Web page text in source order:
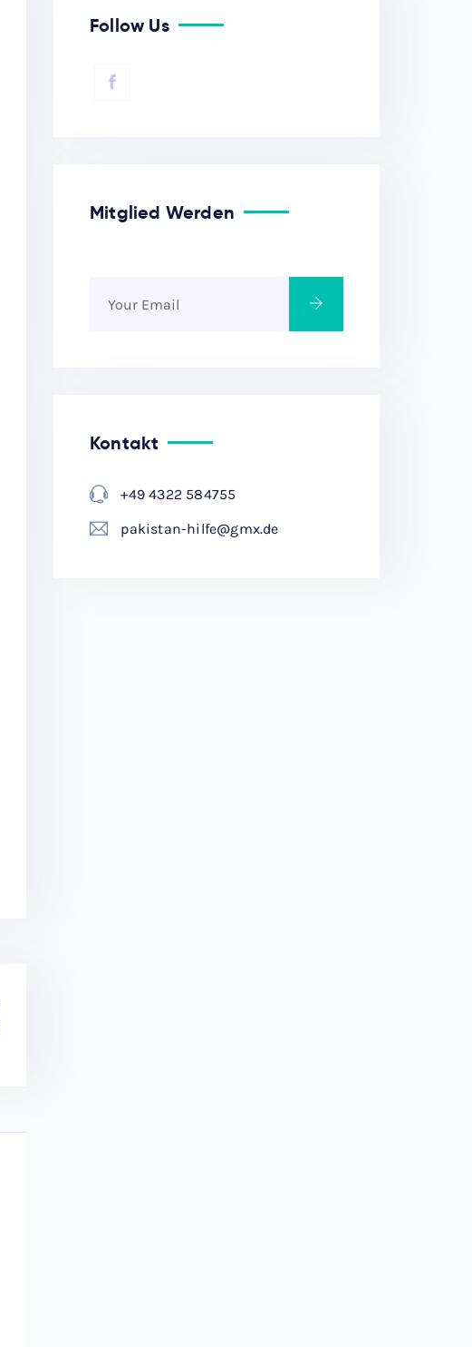
Follow Us
Mitglied Werden
Kontakt
+49 4322 584755
pakistan-hilfe@gmx.de